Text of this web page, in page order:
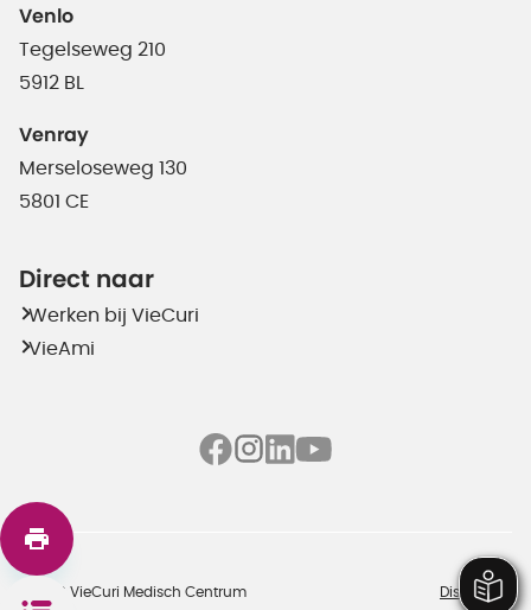
Venlo
Tegelseweg 210
5912 BL
Venray
Merseloseweg 130
5801 CE
Direct naar
Werken bij VieCuri
VieAmi
©2026 VieCuri Medisch Centrum Disclaimer